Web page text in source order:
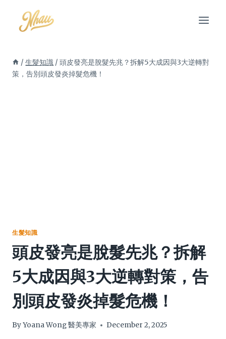
content
/ 生髮知識 / 頭皮發亮是脫髮先兆？拆解5大成因與3大逆轉對
策，告別頭皮發炎掉髮危機！
生髮知識
頭皮發亮是脫髮先兆？拆解
5大成因與3大逆轉對策，告
別頭皮發炎掉髮危機！
ByYoana Wong 醫美專家 December 2, 2025